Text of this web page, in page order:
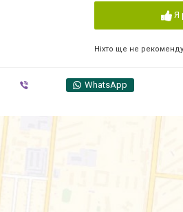
Я
Ніхто ще не
WhatsApp